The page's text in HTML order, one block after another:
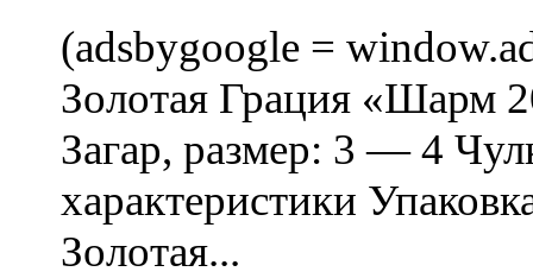
(adsbygoogle =
Золотая Грация «Шарм
Загар, размер: 3 — 4
характеристики
Золотая...